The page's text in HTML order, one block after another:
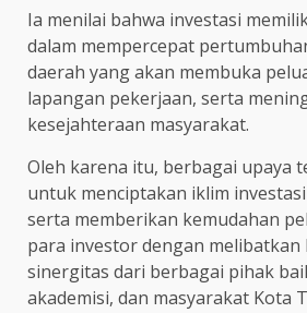
Ia menilai bahwa investasi
dalam mempercepat
daerah yang akan membuka
lapangan pekerjaan, serta
kesejahteraan masyarakat.
Oleh karena itu, berbagai upaya
untuk menciptakan iklim
serta memberikan kemudahan
para investor dengan melibatkan
sinergitas dari berbagai pihak
akademisi, dan masyarakat Kota